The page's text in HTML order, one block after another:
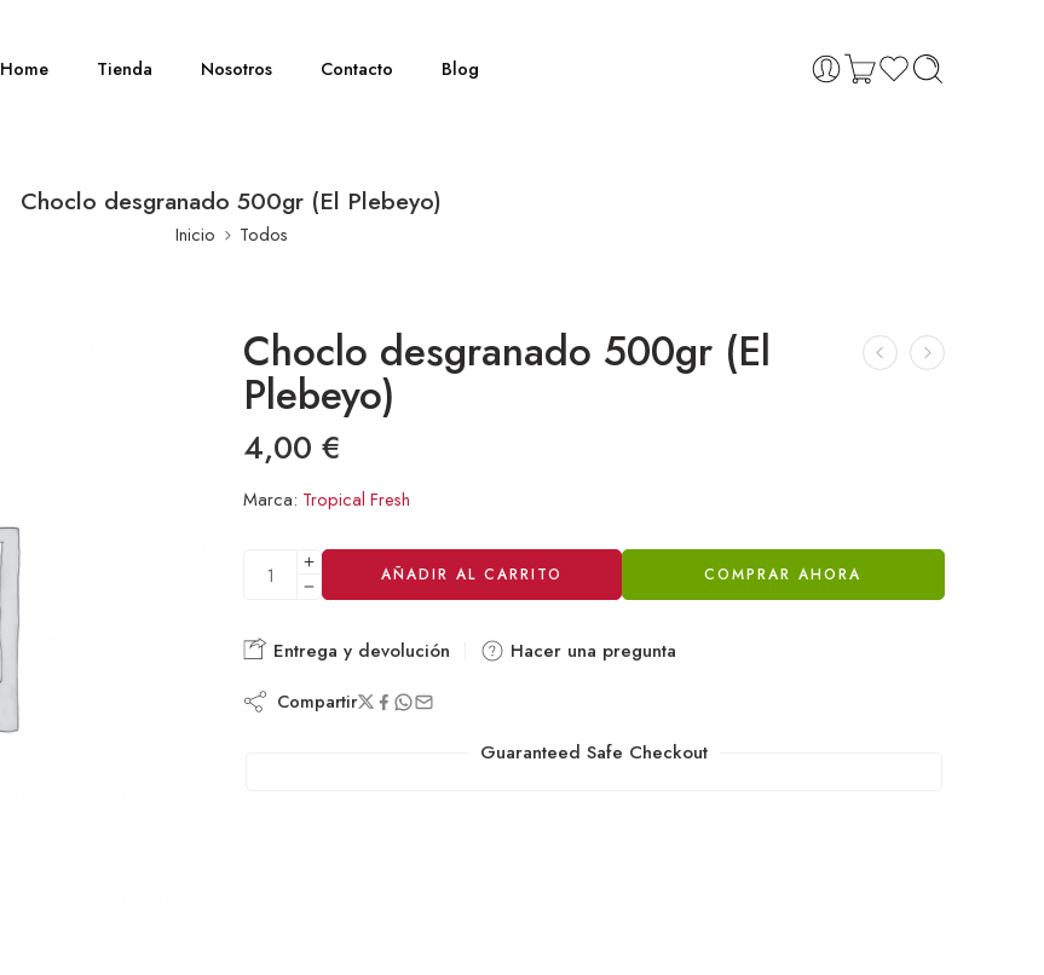
Home Tienda Nosotros Contacto Blog
Choclo desgranado 500gr (El Plebeyo)
Inicio Todos
Choclo desgranado 500gr (El
Plebeyo)
4,00 €
Marca: Tropical Fresh
AÑADIR AL CARRITO COMPRAR AHORA
Alternative:
Entrega y devolución Hacer una pregunta
Compartir
Guaranteed Safe Checkout